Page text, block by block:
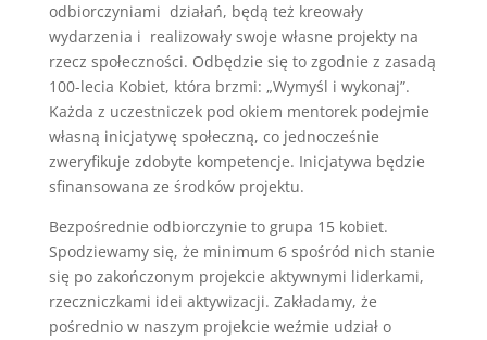
odbiorczyniami działań, będą też kreowały
wydarzenia i realizowały swoje własne projekty na
rzecz społeczności. Odbędzie się to zgodnie z zasadą
100-lecia Kobiet, która brzmi: „Wymyśl i wykonaj”.
Każda z uczestniczek pod okiem mentorek podejmie
własną inicjatywę społeczną, co jednocześnie
zweryfikuje zdobyte kompetencje. Inicjatywa będzie
sfinansowana ze środków projektu.
Bezpośrednie odbiorczynie to grupa 15 kobiet.
Spodziewamy się, że minimum 6 spośród nich stanie
się po zakończonym projekcie aktywnymi liderkami,
rzeczniczkami idei aktywizacji. Zakładamy, że
pośrednio w naszym projekcie weźmie udział o